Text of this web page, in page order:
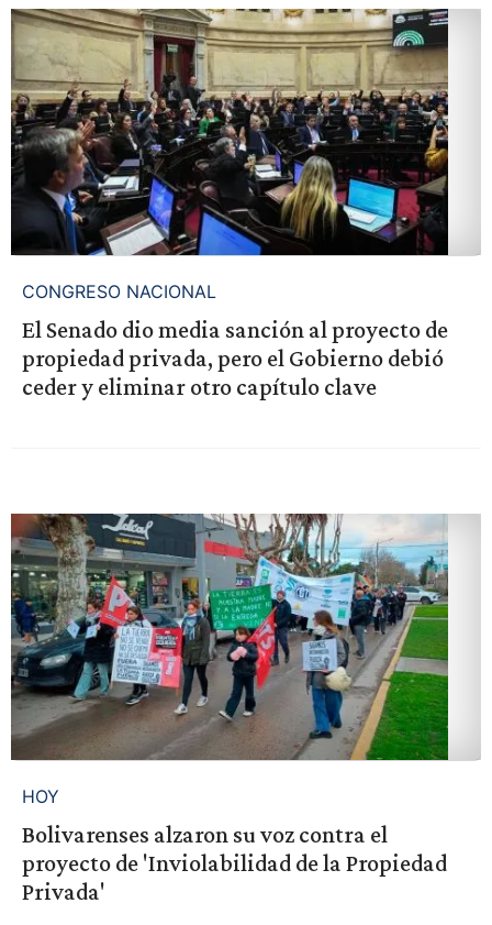
CONGRESO NACIONAL
El Senado dio media sanción al proyecto de
propiedad privada, pero el Gobierno debió
ceder y eliminar otro capítulo clave
HOY
Bolivarenses alzaron su voz contra el
proyecto de 'Inviolabilidad de la Propiedad
Privada'